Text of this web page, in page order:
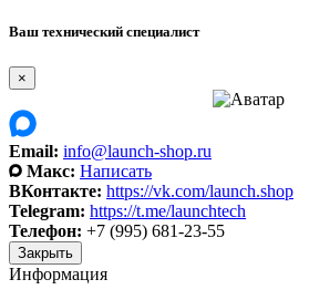
Ваш технический специалист
×
Email: info@launch-shop.ru
Макс: Написать
ВКонтакте: https://vk.com/launch.shop
Telegram: https://t.me/launchtech
Телефон: +7 (995) 681-23-55
Закрыть
Информация